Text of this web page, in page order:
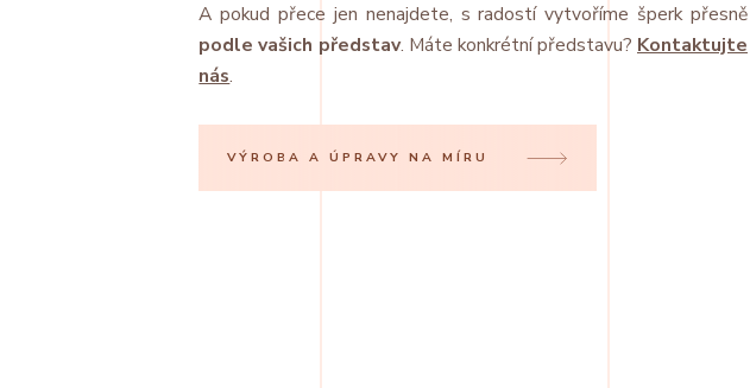
A pokud přece jen nenajdete, s radostí vytvoříme šperk přesně
podle vašich představ. Máte konkrétní představu? Kontaktujte
nás.
VÝROBA A ÚPRAVY NA MÍRU